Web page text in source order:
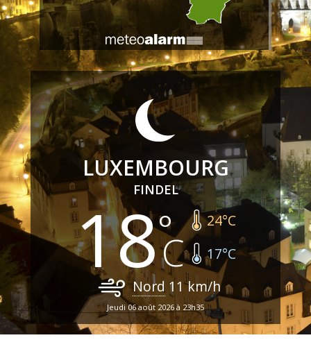
LUXEMBOURG
FINDEL
18 24°C
17°C
Nord 11km/h
Jeudi 06 août 2026 à 23h35